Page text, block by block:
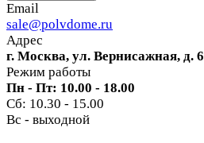
Email
sale@polvdome.ru
Адрес
г. Москва, ул. Вернисажная, д. 6
Режим работы
Пн - Пт: 10.00 - 18.00
Сб: 10.30 - 15.00
Вс - выходной